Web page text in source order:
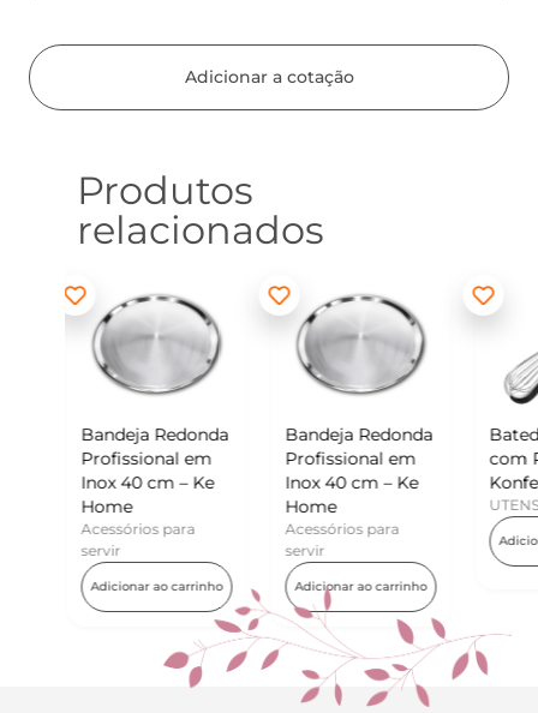
Adicionar a cotação
Produtos
relacionados
Bandeja Redonda
Profissional em
Inox 40 cm – Ke
Home
Acessórios para
servir
Adicionar ao carrinho
Batedor de Ovos
com Raspador –
Konfektt
UTENSÍLIOS
Adicionar ao carrinho